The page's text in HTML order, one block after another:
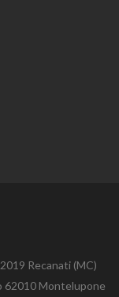
Recanati (MC)
62010 Montelupone